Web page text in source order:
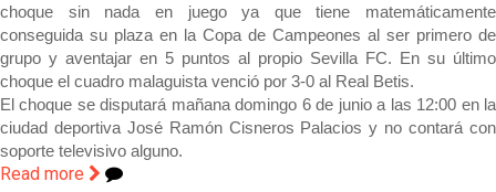
choque sin nada en juego ya que tiene matemáticamente
conseguida su plaza en la Copa de Campeones al ser primero de
grupo y aventajar en 5 puntos al propio Sevilla FC. En su último
choque el cuadro malaguista venció por 3-0 al Real Betis.
El choque se disputará mañana domingo 6de junio a las 12:00 en la
ciudad deportiva José Ramón Cisneros Palacios y no contará con
soporte televisivo alguno.
Read more